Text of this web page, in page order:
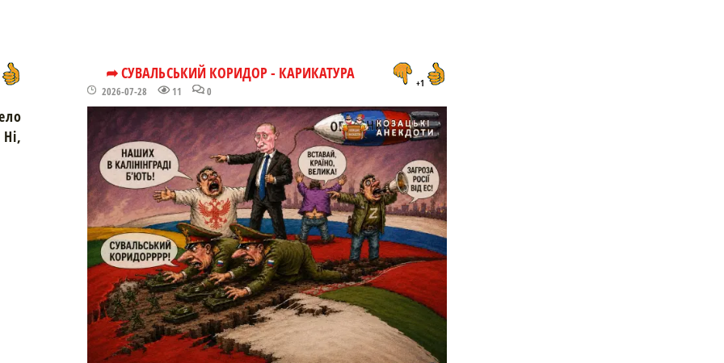
➦ СУВАЛЬСЬКИЙ КОРИДОР - КАРИКАТУРА
2026-07-28 11 0
+1